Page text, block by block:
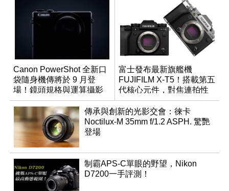
Canon PowerShot 全新口
袋隨身機傳將於 9 月登
場！鏡頭規格與運算攝影
升級成為焦點
富士發布最新旗艦機
FUJIFILM X-T5！搭載第五
代核心元件，對焦連拍性
能更進化
傳承與創新的光影交會：徠卡
Noctilux-M 35mm f/1.2 ASPH. 驚艷
登場
制霸APS-C單眼的野望，Nikon
D7200一手評測！